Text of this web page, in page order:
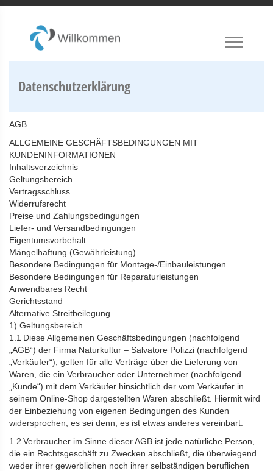
Datenschutzerklärung
AGB
ALLGEMEINE GESCHÄFTSBEDINGUNGEN MIT
KUNDENINFORMATIONEN
Inhaltsverzeichnis
Geltungsbereich
Vertragsschluss
Widerrufsrecht
Preise und Zahlungsbedingungen
Liefer- und Versandbedingungen
Eigentumsvorbehalt
Mängelhaftung (Gewährleistung)
Besondere Bedingungen für Montage-/Einbauleistungen
Besondere Bedingungen für Reparaturleistungen
Anwendbares Recht
Gerichtsstand
Alternative Streitbeilegung
1) Geltungsbereich
1.1 Diese Allgemeinen Geschäftsbedingungen (nachfolgend
„AGB“) der Firma Naturkultur – Salvatore Polizzi (nachfolgend
„Verkäufer“), gelten für alle Verträge über die Lieferung von
Waren, die ein Verbraucher oder Unternehmer (nachfolgend
„Kunde“) mit dem Verkäufer hinsichtlich der vom Verkäufer in
seinem Online-Shop dargestellten Waren abschließt. Hiermit wird
der Einbeziehung von eigenen Bedingungen des Kunden
widersprochen, es sei denn, es ist etwas anderes vereinbart.
1.2 Verbraucher im Sinne dieser AGB ist jede natürliche Person,
die ein Rechtsgeschäft zu Zwecken abschließt, die überwiegend
weder ihrer gewerblichen noch ihrer selbständigen beruflichen